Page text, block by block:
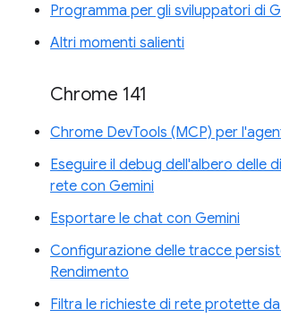
Programma per gli sviluppatori di
Altri momenti salienti
Chrome 141
Chrome DevTools (MCP) per
Eseguire il debug dell'albero delle
rete con Gemini
Esportare le chat con Gemini
Configurazione delle tracce
Rendimento
Filtra le richieste di rete protette da